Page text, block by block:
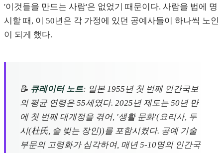
'이것들을 만드는 사람'은 없었기 때문이다. 사람을 법에 명
시할 때, 이 50년은 각 가정에 있던 공예사들이 하나씩 노인
이 되게 했다.
📝 큐레이터 노트: 일본 1955년 첫 번째 인간국보
의 평균 연령은 55세였다. 2025년 제도는 50년 만
에 첫 번째 대개정을 겪어, '생활 문화'(요리사, 두
시(杜氏, 술 빚는 장인))를 포함시켰다. 공예 기술
부문의 고령화가 심각하여, 매년 5-10명의 인간국